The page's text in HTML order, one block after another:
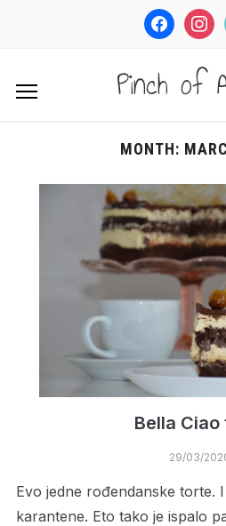
facebook
Pinch of
MONTH:
Bella Ciao
29/03/
Evo jedne rođendanske torte.
karantene. Eto tako je ispalo